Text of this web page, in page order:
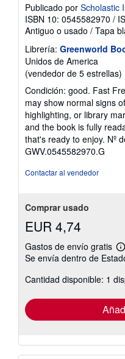
Publicado por Scholastic
ISBN 10: 0545582970 /
Antiguo o usado / Tapa
Librería: Greenworld
Unidos de America
(vendedor de 5 estrellas)
Condición: good. Fast
may show normal signs
highlighting, or library
and the book is fully
that's ready to enjoy. Nº
GWV.0545582970.G
Contactar al vendedor
Comprar usado
EUR 4,74
Gastos de envío gratis
Se envía dentro de
Cantidad disponible: 1